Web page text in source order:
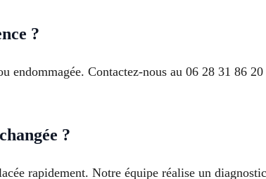
?
endommagée. Contactez-nous au 06 28 31 86
?
rapidement. Notre équipe réalise un